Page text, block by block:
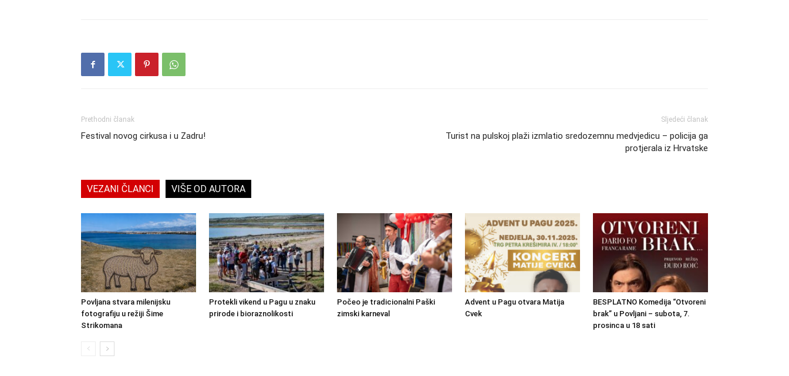
Prethodni članak
Festival novog cirkusa i u Zadru!
Sljedeći članak
Turist na pulskoj plaži izmlatio sredozemnu medvjedicu – policija ga
protjerala iz Hrvatske
VEZANI ČLANCI VIŠE OD AUTORA
Povljana stvara milenijsku
fotografiju u režiji Šime
Strikomana
Protekli vikend u Pagu u znaku
prirode i bioraznolikosti
Počeo je tradicionalni Paški
zimski karneval
Advent u Pagu otvara Matija
Cvek
BESPLATNO Komedija “Otvoreni
brak” u Povljani – subota, 7.
prosinca u 18 sati